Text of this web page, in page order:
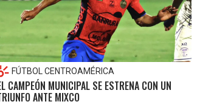
FÚTBOL CENTROAMÉRICA
CAMPEÓN MUNICIPAL SE ESTRENA CON UN
ANTE MIXCO